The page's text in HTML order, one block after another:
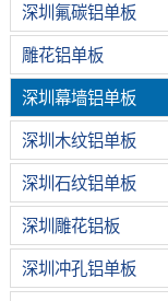
深圳氟碳铝单板
雕花铝单板
深圳幕墙铝单板
深圳木纹铝单板
深圳石纹铝单板
深圳雕花铝板
深圳冲孔铝单板